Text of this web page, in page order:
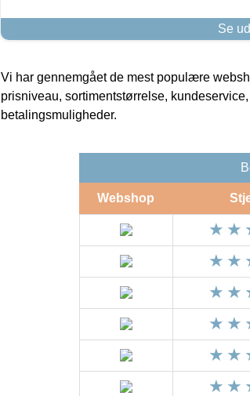
Se
Vi har gennemgået de mest populære
prisniveau, sortimentstørrelse,
betalingsmuligheder.
Webshop